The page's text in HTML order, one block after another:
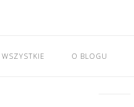
WSZYSTKIE O BLOGU